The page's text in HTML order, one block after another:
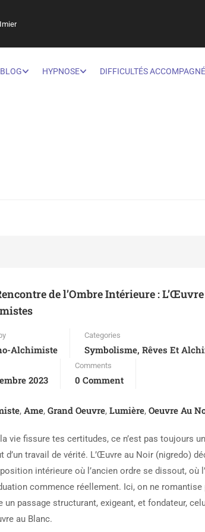
BLOG HYPNOSE DIFFICULTÉS
de l’Ombre Intérieure :
Alchimiste
Categories
Symbolisme, Rêves Et
2023
Comments
0 Comment
, Ame, Grand Oeuvre, Lumière, Oeuvre Au
vie fissure tes certitudes, ce n’est pas toujours
d’un travail de vérité. L’Œuvre au Noir (nigredo)
intérieure où l’ancien ordre se dissout, où
commence réellement. Ici, on ne
un passage structurant, exigeant, et fondateur,
au Blanc.